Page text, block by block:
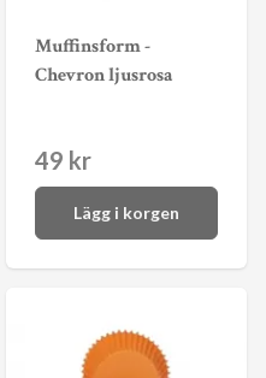
Muffinsform -
Chevron ljusrosa
49 kr
Lägg i korgen